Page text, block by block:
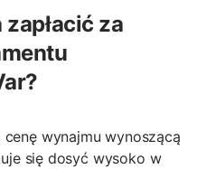
za
wynajmu wynoszącą
się dosyć wysoko w